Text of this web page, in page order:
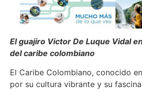
El guajiro Victor De Luque Vidal
del caribe colombiano
El Caribe Colombiano, conocido
por su cultura vibrante y su